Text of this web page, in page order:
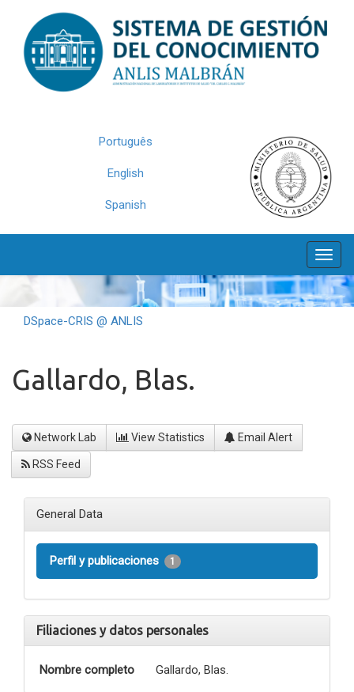
navigation
Português
English
Spanish
DSpace-CRIS @ ANLIS
Gallardo, Blas.
Network Lab View Statistics Email Alert
RSS Feed
General Data
Perfil y publicaciones 1
Filiaciones y datos personales
Nombre completo Gallardo, Blas.